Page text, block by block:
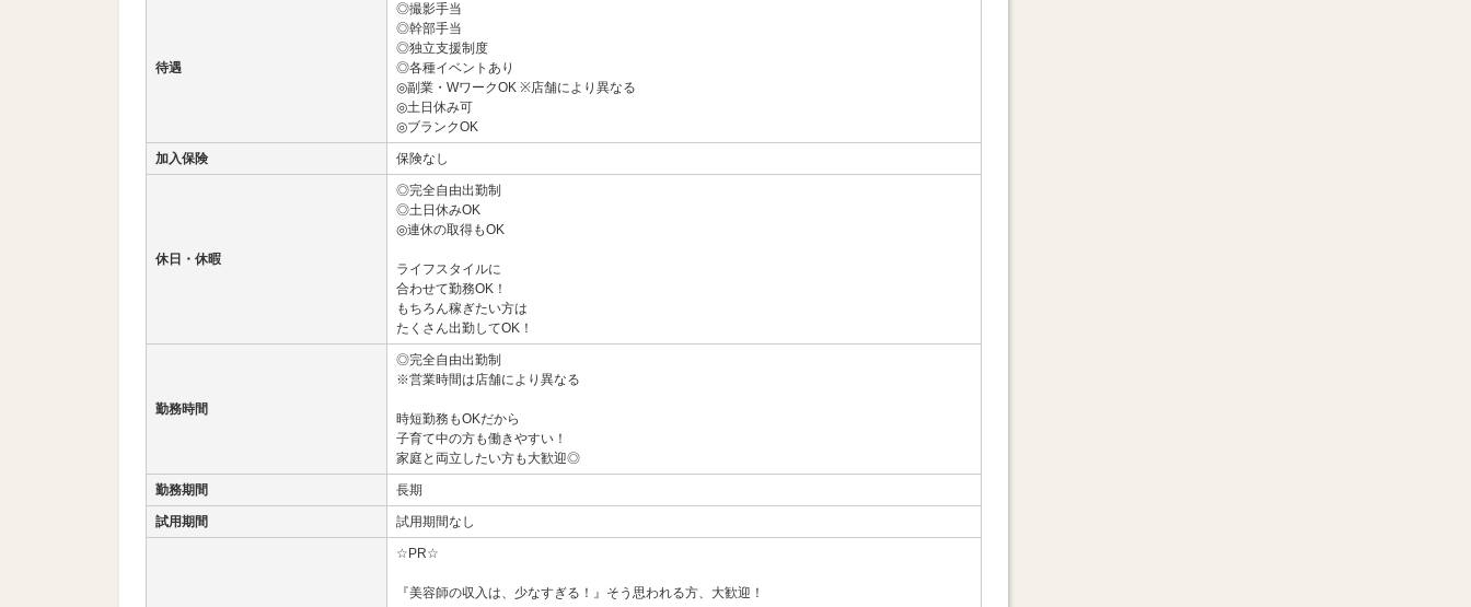
待遇
◎撮影手当
◎幹部手当
◎独立支援制度
◎各種イベントあり
◎副業・WワークOK ※店舗により異なる
◎土日休み可
◎ブランクOK
加入保険 保険なし
休日・休暇
◎完全自由出勤制
◎土日休みOK
◎連休の取得もOK
ライフスタイルに
合わせて勤務OK！
もちろん稼ぎたい方は
たくさん出勤してOK！
勤務時間
◎完全自由出勤制
※営業時間は店舗により異なる
時短勤務もOKだから
子育て中の方も働きやすい！
家庭と両立したい方も大歓迎◎
勤務期間 長期
試用期間 試用期間なし
☆PR☆
『美容師の収入は、少なすぎる！』そう思われる方、大歓迎！